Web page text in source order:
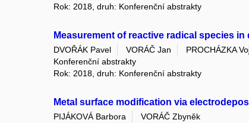
Rok: 2018, druh: Konferenční abstrakty
Measurement of reactive radical species
DVOŘÁK Pavel VORÁČ Jan PROCHÁZKA
Konferenční abstrakty
Rok: 2018, druh: Konferenční abstrakty
Metal surface modification via
PIJÁKOVÁ Barbora
VORÁČ Zbyněk